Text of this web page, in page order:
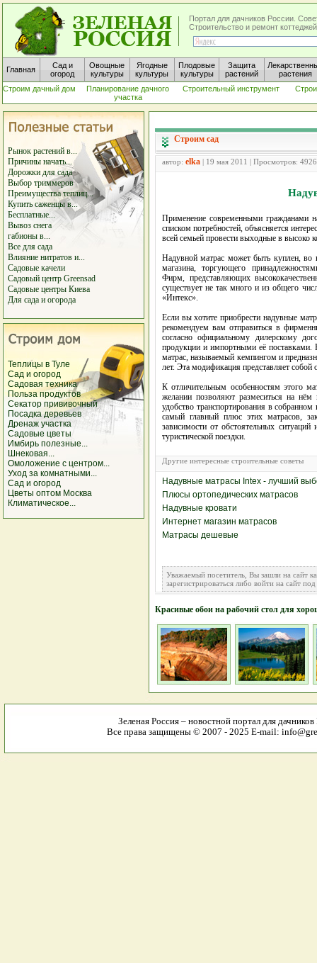
Портал для дачников России.
Строительство и ремонт
Главная
Сад и
огород
Овощные
культуры
Ягодные
культуры
Плодовые
культуры
Защита
растений
растения
Строим дачный дом
Планирование дачного
участка
Строительный инструмент
Рынок растений в...
Причины начать...
Дорожки для сада
Выбор триммеров
Преимущества теплиц...
Купить саженцы в...
Бесплатные...
Вывоз снега
габионы в...
Все для сада
Влияние нитратов и...
Садовые качели
Садовый центр Greensad
Садовые центры Киева
Для сада и огорода
Теплицы в Туле
Сад и огород
Садовая техника
Польза продуктов
Секатор прививочный
Посадка деревьев
Дренаж участка
Садовые цветы
Имбирь полезные...
Шнековая...
Омоложение с центром...
Уход за комнатными...
Сад и огород
Цветы оптом Москва
Климатическое...
Строим сад
автор: elka | 19 мая 2011 | Просмотров: 4926
Применение современными гражданами
списком потребностей, объясняется
всей семьей провести выходные в высоко
Надувной матрас может быть куплен, во
магазина, торгующего
Фирм, представляющих
существует не так много и из общего
«Интекс».
Если вы хотите приобрести надувные
рекомендуем вам отправиться в
согласно официальному дилерскому
продукции и импортными её
матрас, называемый кемпингом и
лет. Эта модификация представляет
К отличительным особенностям этого
желании позволяют размеситься на
удобство транспортирования в
самый главный плюс этих матрасов,
зависимости от обстоятельных
туристической поездки.
Другие интересные строительные советы
Надувные матрасы Intex - лучший
Плюсы ортопедических матрасов
Надувные кровати
Интернет магазин матрасов
Матрасы дешевые
Уважаемый посетитель, Вы зашли на сайт
зарегистрироваться либо войти на сайт
Красивые обои на рабочий стол для
Зеленая Россия – новостной портал для
Все права защищены © 2007 - 2025 E-mail: